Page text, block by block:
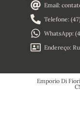
Termos e
Condições
Política de
Reembolso
Email:
Telefone:
WhatsApp:
Endereço:
Emporio Di